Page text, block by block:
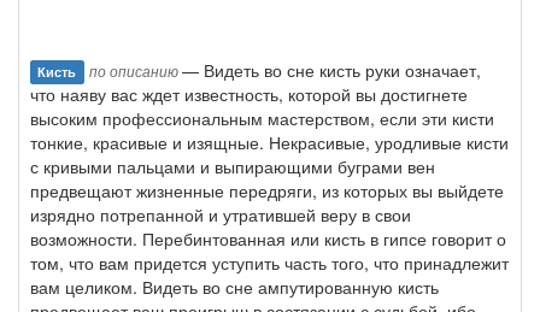
Кисть по описанию— Видеть во сне кисть руки означает,
что наяву вас ждет известность, которой вы достигнете
высоким профессиональным мастерством, если эти кисти
тонкие, красивые и изящные. Некрасивые, уродливые кисти
с кривыми пальцами и выпирающими буграми вен
предвещают жизненные передряги, из которых вы выйдете
изрядно потрепанной и утратившей веру в свои
возможности. Перебинтованная или кисть в гипсе говорит о
том, что вам придется уступить часть того, что принадлежит
вам целиком. Видеть во сне ампутированную кисть